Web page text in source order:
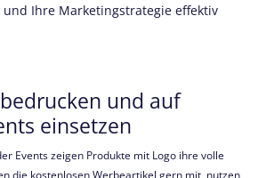
Ihre Marketingstrategie effektiv
und auf
einsetzen
Events zeigen Produkte mit Logo ihre volle
die kostenlosen Werbeartikel gern mit, nutzen